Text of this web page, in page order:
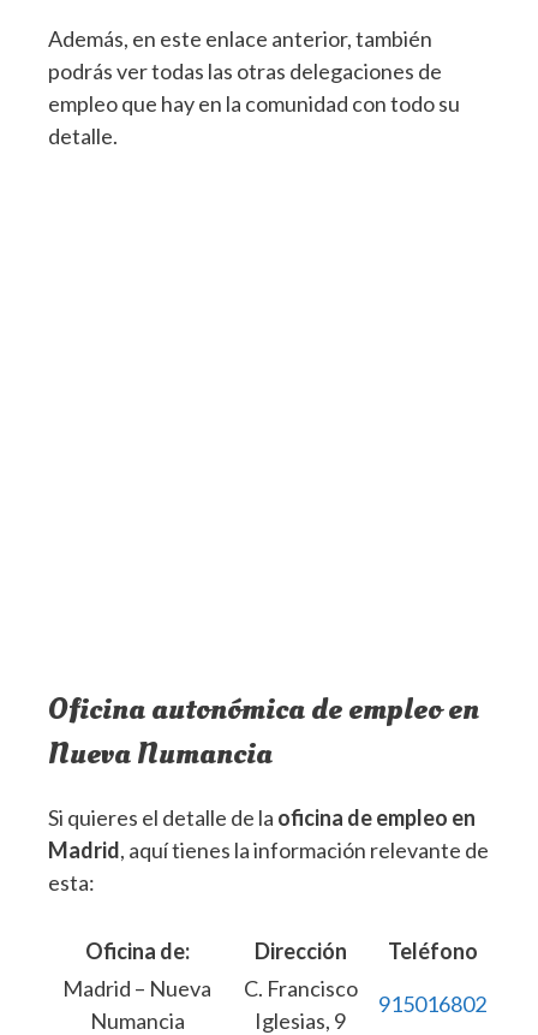
Además, en este enlace anterior, también
podrás ver todas las otras delegaciones de
empleo que hay en la comunidad con todo su
detalle.
Oficina autonómica de empleo en
Nueva Numancia
Si quieres el detalle de la oficina de empleo en
Madrid, aquí tienes la información relevante de
esta:
Oficina de: Dirección
Teléfono
Madrid – Nueva
Numancia
C. Francisco
Iglesias, 9
915016802